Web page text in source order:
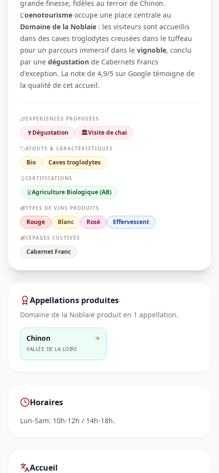
grande finesse, fidèles au terroir de Chinon.
L'oenotourisme occupe une place centrale au
Domaine de la Noblaie : les visiteurs sont accueillis
dans des caves troglodytes creusées dans le tuffeau
pour un parcours immersif dans le vignoble, conclu
par une dégustation de Cabernets Francs
d'exception. La note de 4,9/5 sur Google témoigne de
la qualité de cet accueil.
EXPÉRIENCES PROPOSÉES
🍷Dégustation 🏛️Visite de chai
ATOUTS & CARACTÉRISTIQUES
Bio Caves troglodytes
CERTIFICATIONS
Agriculture Biologique (AB)
TYPES DE VINS PRODUITS
Rouge Blanc Rosé Effervescent
CÉPAGES CULTIVÉS
Cabernet Franc
Appellations produites
Domaine de la Noblaie produit en 1 appellation.
Chinon
VALLÉE DE LA LOIRE
Horaires
Lun-Sam: 10h-12h / 14h-18h.
Accueil